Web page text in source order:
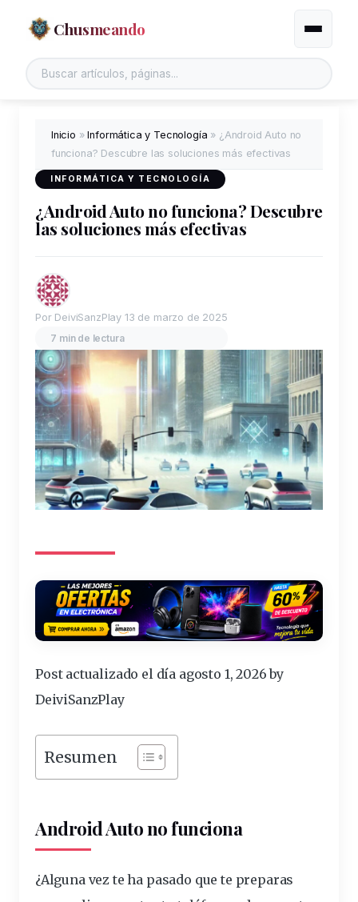
Chusmeando Alternar
Inicio »Informática y Tecnología » ¿Android Auto no
funciona? Descubre las soluciones más efectivas
INFORMÁTICA Y TECNOLOGÍA
¿Android Auto no funciona? Descubre
las soluciones más efectivas
Por DeiviSanzPlay 13 de marzo de 2025
7 min de lectura
Post actualizado el día agosto 1, 2026 by
DeiviSanzPlay
Resumen
Android Auto no funciona
¿Alguna vez te ha pasado que te preparas